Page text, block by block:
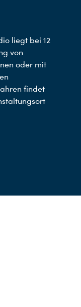
liegt bei 12
von
oder mit
findet